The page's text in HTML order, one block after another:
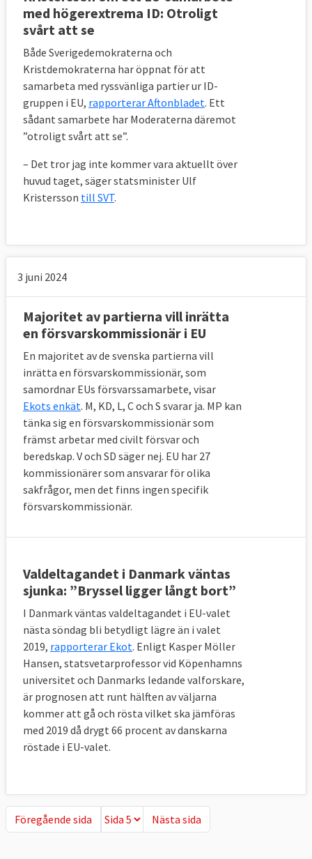
med högerextrema ID: Otroligt
svårt att se
Både Sverigedemokraterna och
Kristdemokraterna har öppnat för att
samarbeta med ryssvänliga partier ur ID-
gruppen i EU, rapporterar Aftonbladet. Ett
sådant samarbete har Moderaterna däremot
”otroligt svårt att se”.
– Det tror jag inte kommer vara aktuellt över
huvud taget, säger statsminister Ulf
Kristersson till SVT.
3 juni 2024
Majoritet av partierna vill inrätta
en försvarskommissionär i EU
En majoritet av de svenska partierna vill
inrätta en försvarskommissionär, som
samordnar EUs försvarssamarbete, visar
Ekots enkät. M, KD, L, C och S svarar ja. MP kan
tänka sig en försvarskommissionär som
främst arbetar med civilt försvar och
beredskap. V och SD säger nej. EU har 27
kommissionärer som ansvarar för olika
sakfrågor, men det finns ingen specifik
försvarskommissionär.
Valdeltagandet i Danmark väntas
sjunka: ”Bryssel ligger långt bort”
I Danmark väntas valdeltagandet i EU-valet
nästa söndag bli betydligt lägre än i valet
2019, rapporterar Ekot. Enligt Kasper Möller
Hansen, statsvetarprofessor vid Köpenhamns
universitet och Danmarks ledande valforskare,
är prognosen att runt hälften av väljarna
kommer att gå och rösta vilket ska jämföras
med 2019 då drygt 66 procent av danskarna
röstade i EU-valet.
Föregående sida
Föregående sida Nästa sida
Nästa sida